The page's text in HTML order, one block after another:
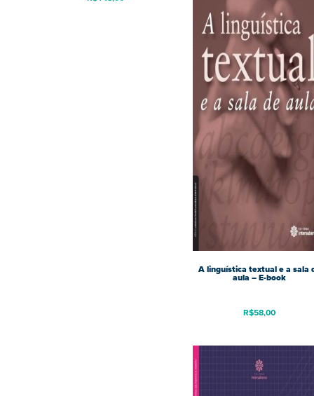
A linguística textual e a sala
aula – E-book
R$58,00